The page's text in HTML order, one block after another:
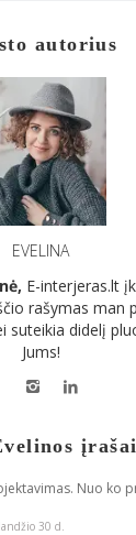
autorius
EVELINA
E-interjeras.lt
rašymas man
suteikia didelį
Jums!
įrašai
Nuo ko
30 d.